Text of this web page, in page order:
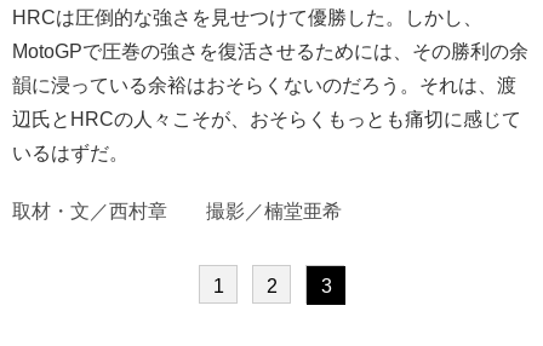
HRCは圧倒的な強さを見せつけて優勝した。しかし、
MotoGPで圧巻の強さを復活させるためには、その勝利の余
韻に浸っている余裕はおそらくないのだろう。それは、渡
辺氏とHRCの人々こそが、おそらくもっとも痛切に感じて
いるはずだ。
取材・文／西村章 撮影／楠堂亜希
1 2 3